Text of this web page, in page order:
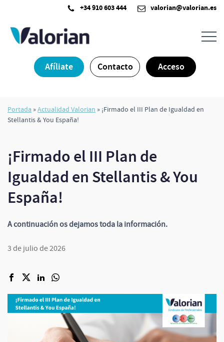
contenido
+34 910 603 444 valorian@valorian.es
Afíliate Contacto Acceso
Portada »Actualidad Valorian » ¡Firmado el III Plan de Igualdad en
Stellantis & You España!
¡Firmado el III Plan de
Igualdad en Stellantis & You
España!
A continuación os dejamos toda la información.
3 de julio de 2026